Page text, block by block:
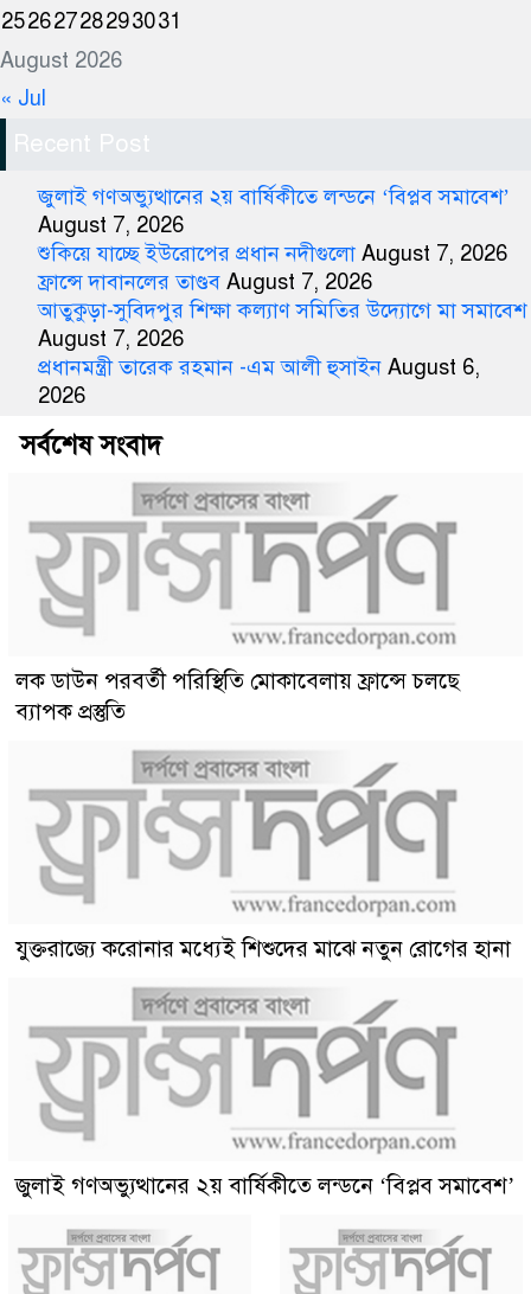
August 2026
25262728293031
« Jul
Recent Post
জুলাই গণঅভ্যুত্থানের ২য় বার্ষিকীতে লন্ডনে ‘বিপ্লব সমাবেশ’
August 7, 2026
শুকিয়ে যাচ্ছে ইউরোপের প্রধান নদীগুলো August 7, 2026
ফ্রান্সে দাবানলের তাণ্ডব August 7, 2026
আতুকুড়া-সুবিদপুর শিক্ষা কল্যাণ সমিতির উদ্যোগে মা সমাবেশ
August 7, 2026
প্রধানমন্ত্রী তারেক রহমান -এম আলী হুসাইন August 6,
2026
সর্বশেষ সংবাদ
লক ডাউন পরবর্তী পরিস্থিতি মোকাবেলায় ফ্রান্সে চলছে
ব্যাপক প্রস্তুতি
যুক্তরাজ্যে করোনার মধ্যেই শিশুদের মাঝে নতুন রোগের হানা
জুলাই গণঅভ্যুত্থানের ২য় বার্ষিকীতে লন্ডনে ‘বিপ্লব সমাবেশ’